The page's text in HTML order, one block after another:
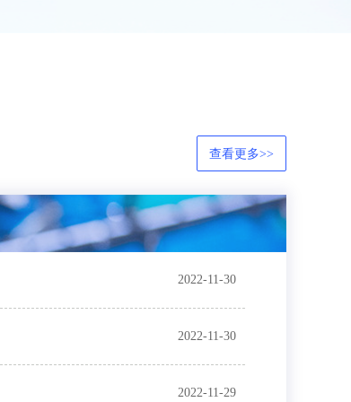
查看更多>>
2022-11-30
2022-11-30
2022-11-29